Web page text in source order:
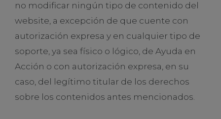
no modificar ningún tipo de contenido del
website, a excepción de que cuente con
autorización expresa y en cualquier tipo de
soporte, ya sea físico o lógico, de Ayuda en
Acción o con autorización expresa, en su
caso, del legítimo titular de los derechos
sobre los contenidos antes mencionados.